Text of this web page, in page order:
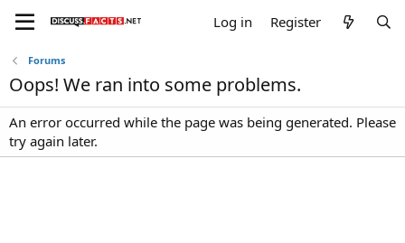
Log in Register
Forums
Oops! We ran into some problems.
An error occurred while the page was being generated. Please
try again later.